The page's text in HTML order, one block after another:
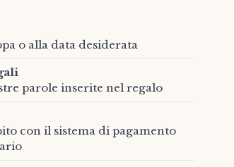
o alla data desiderata
parole inserite nel regalo
con il sistema di pagamento